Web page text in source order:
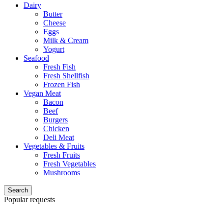
Dairy
Butter
Cheese
Eggs
Milk & Cream
Yogurt
Seafood
Fresh Fish
Fresh Shellfish
Frozen Fish
Vegan Meat
Bacon
Beef
Burgers
Chicken
Deli Meat
Vegetables & Fruits
Fresh Fruits
Fresh Vegetables
Mushrooms
Search
Popular requests